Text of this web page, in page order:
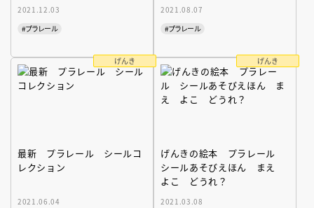
2021.12.03
#プラレール
2021.08.07
#プラレール
げんき
最新 プラレール シールコ
レクション
2021.06.04
げんき
げんきの絵本 プラレール
シールあそびえほん まえ
よこ どうれ？
2021.03.08